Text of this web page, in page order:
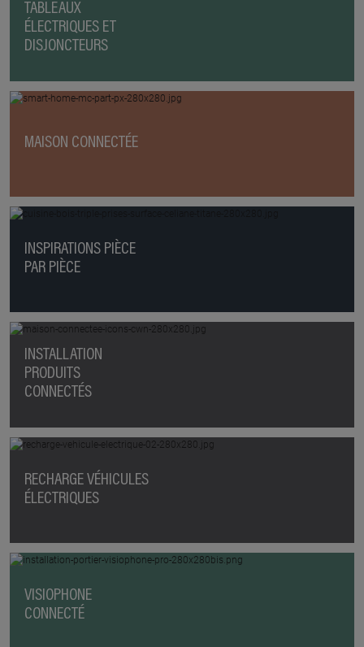
TABLEAUX
ÉLECTRIQUES ET
DISJONCTEURS
MAISON CONNECTÉE
INSPIRATIONS PIÈCE
PAR PIÈCE
INSTALLATION
PRODUITS
CONNECTÉS
RECHARGE VÉHICULES
ÉLECTRIQUES
VISIOPHONE
CONNECTÉ